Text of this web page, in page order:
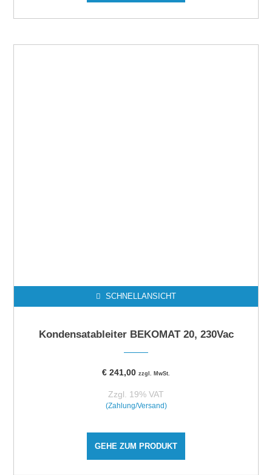
SCHNELLANSICHT
Kondensatableiter BEKOMAT 20, 230Vac
€ 241,00 zzgl. MwSt.
Zzgl. 19% VAT
(Zahlung/Versand)
GEHE ZUM PRODUKT